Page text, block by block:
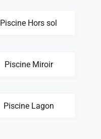
Piscine Hors sol
Piscine Miroir
Piscine Lagon